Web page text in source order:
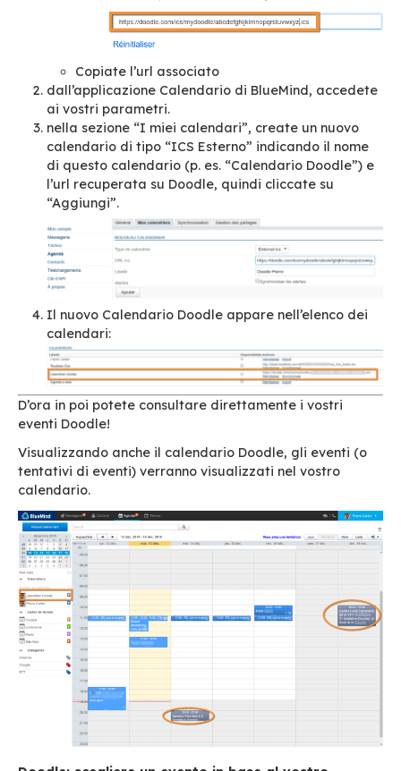
Per fare ciò, eseguite i seguenti passi (dovete
account Doodle – anche gratuito – al fine di
il flusso ICS associato ai vostri eventi Doodle) :
Recuperate il flusso ICS associato al
Doodle:
Accedete al vostro account Doodle,
selezionate “Gestite il vostro
Nella sezione “Calendari”, accedete
ICS
dall’applicazione Calendario di BlueMind,
ai vostri parametri.
nella sezione “I miei calendari”, create un
calendario di tipo “ICS Esterno”
di questo calendario (p. es. “Calendario
l’url recuperata su Doodle, quindi cliccate
“Aggiungi”.